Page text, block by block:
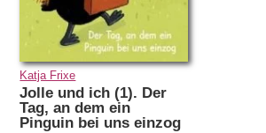
Katja Frixe
Jolle und ich (1). Der
Tag, an dem ein
Pinguin bei uns einzog